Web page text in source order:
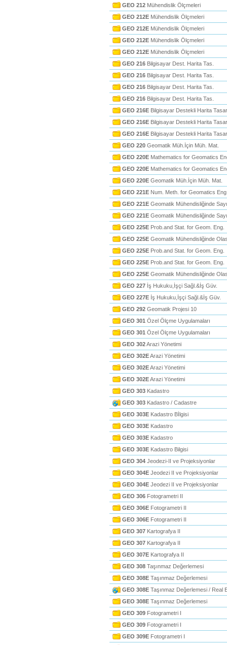
GEO 212 Mühendislik Ölçmeleri
GEO 212E Mühendislik Ölçmeleri
GEO 212E Mühendislik Ölçmeleri
GEO 212E Mühendislik Ölçmeleri
GEO 212E Mühendislik Ölçmeleri
GEO 216 Bilgisayar Dest. Harita Tas.
GEO 216 Bilgisayar Dest. Harita Tas.
GEO 216 Bilgisayar Dest. Harita Tas.
GEO 216 Bilgisayar Dest. Harita Tas.
GEO 216E Bilgisayar Destekli Harita
GEO 216E Bilgisayar Destekli Harita
GEO 216E Bilgisayar Destekli Harita
GEO 220 Geomatik Müh.İçin Müh. Mat.
GEO 220E Mathematics for Geomatics
GEO 220E Mathematics for Geomatics
GEO 220E Geomatik Müh.İçin Müh. Mat.
GEO 221E Num. Meth. for Geomatics
GEO 221E Geomatik Mühendisliğinde
GEO 221E Geomatik Mühendisliğinde
GEO 225E Prob.and Stat. for Geom. Eng.
GEO 225E Geomatik Mühendisliğinde
GEO 225E Prob.and Stat. for Geom. Eng.
GEO 225E Prob.and Stat. for Geom. Eng.
GEO 225E Geomatik Mühendisliğinde
GEO 227 İş Hukuku,İşçi Sağl.&İş Güv.
GEO 227E İş Hukuku,İşçi Sağl.&İş Güv.
GEO 292 Geomatik Projesi 10
GEO 301 Özel Ölçme Uygulamaları
GEO 301 Özel Ölçme Uygulamaları
GEO 302Arazi Yönetimi
GEO 302EArazi Yönetimi
GEO 302EArazi Yönetimi
GEO 302EArazi Yönetimi
GEO 303 Kadastro
GEO 303 Kadastro / Cadastre
GEO 303E Kadastro Bİlgisi
GEO 303E Kadastro
GEO 303E Kadastro
GEO 303E Kadastro Bilgisi
GEO 304 Jeodezi-II ve Projeksiyonlar
GEO 304E Jeodezi II ve Projeksiyonlar
GEO 304E Jeodezi II ve Projeksiyonlar
GEO 306 Fotogrametri II
GEO 306E Fotogrametri II
GEO 306E Fotogrametri II
GEO 307 Kartografya II
GEO 307 Kartografya II
GEO 307E Kartografya II
GEO 308 Taşınmaz Değerlemesi
GEO 308E Taşınmaz Değerlemesi
GEO 308E Taşınmaz Değerlemesi / Real
GEO 308E Taşınmaz Değerlemesi
GEO 309 Fotogrametri I
GEO 309 Fotogrametri I
GEO 309E Fotogrametri I